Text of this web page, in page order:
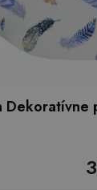
Dekoratívne